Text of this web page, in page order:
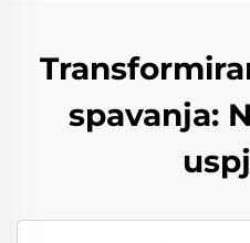
spavanja: